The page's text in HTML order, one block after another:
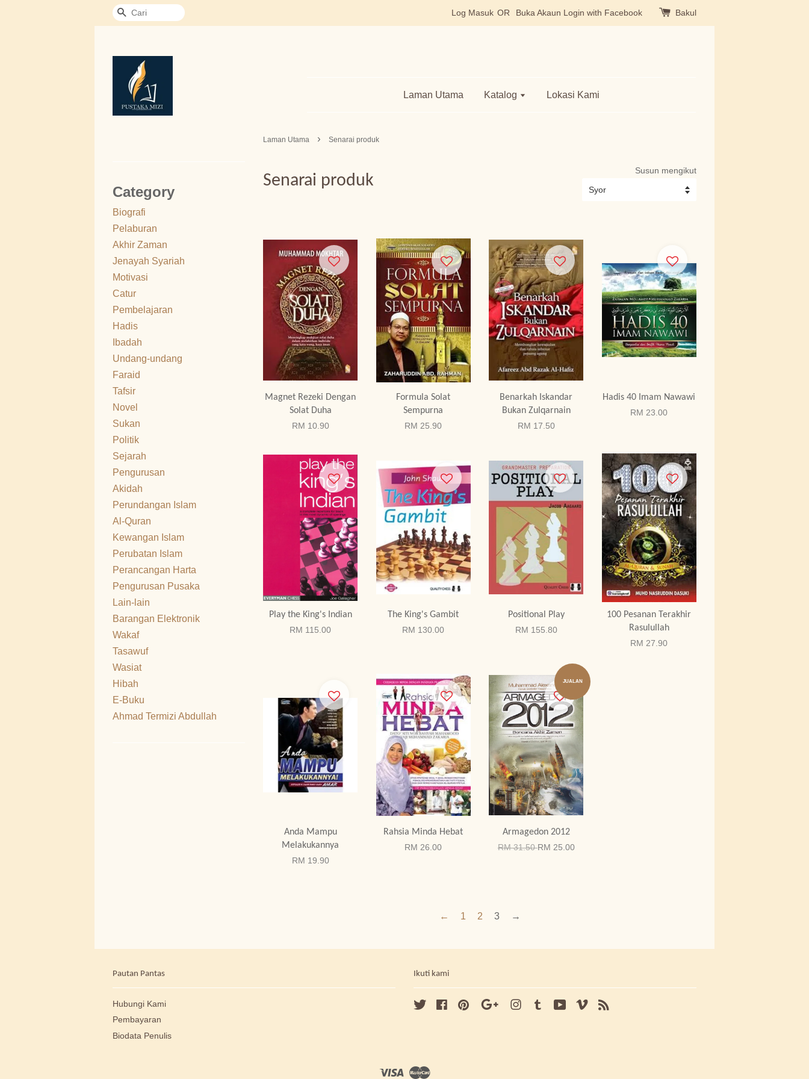
Cari Log Masuk OR Buka Akaun Login with Facebook Bakul
Laman Utama Katalog Lokasi Kami
Category
Biografi
Pelaburan
Akhir Zaman
Jenayah Syariah
Motivasi
Catur
Pembelajaran
Hadis
Ibadah
Undang-undang
Faraid
Tafsir
Novel
Sukan
Politik
Sejarah
Pengurusan
Akidah
Perundangan Islam
Al-Quran
Kewangan Islam
Perubatan Islam
Perancangan Harta
Pengurusan Pusaka
Lain-lain
Barangan Elektronik
Wakaf
Tasawuf
Wasiat
Hibah
E-Buku
Ahmad Termizi Abdullah
Laman Utama › Senarai produk
Senarai produk
Susun mengikut
Magnet Rezeki Dengan
Solat Duha
RM 10.90
Formula Solat
Sempurna
RM 25.90
Benarkah Iskandar
Bukan Zulqarnain
RM 17.50
Hadis 40 Imam Nawawi
RM 23.00
Play the King's Indian
RM 115.00
The King's Gambit
RM 130.00
Positional Play
RM 155.80
100 Pesanan Terakhir
Rasulullah
RM 27.90
Anda Mampu
Melakukannya
RM 19.90
Rahsia Minda Hebat
RM 26.00
JUALAN
Armagedon 2012
RM 31.50RM 25.00
← 1 2 3 →
Pautan Pantas
Hubungi Kami
Pembayaran
Biodata Penulis
Ikuti kami
Twitter FacebookPinterest Google Instagram
Tumblr YouTubeVimeo
Visa Master